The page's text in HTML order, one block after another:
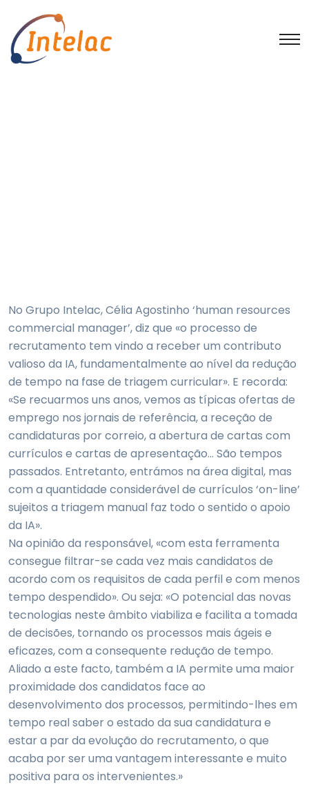
No Grupo Intelac, Célia Agostinho ‘human resources
commercial manager’, diz que «o processo de
recrutamento tem vindo a receber um contributo
valioso da IA, fundamentalmente ao nível da redução
de tempo na fase de triagem curricular». E recorda:
«Se recuarmos uns anos, vemos as típicas ofertas de
emprego nos jornais de referência, a receção de
candidaturas por correio, a abertura de cartas com
currículos e cartas de apresentação… São tempos
passados. Entretanto, entrámos na área digital, mas
com a quantidade considerável de currículos ‘on-line’
sujeitos a triagem manual faz todo o sentido o apoio
da IA».
Na opinião da responsável, «com esta ferramenta
consegue filtrar-se cada vez mais candidatos de
acordo com os requisitos de cada perfil e com menos
tempo despendido». Ou seja: «O potencial das novas
tecnologias neste âmbito viabiliza e facilita a tomada
de decisões, tornando os processos mais ágeis e
eficazes, com a consequente redução de tempo.
Aliado a este facto, também a IA permite uma maior
proximidade dos candidatos face ao
desenvolvimento dos processos, permitindo-lhes em
tempo real saber o estado da sua candidatura e
estar a par da evolução do recrutamento, o que
acaba por ser uma vantagem interessante e muito
positiva para os intervenientes.»